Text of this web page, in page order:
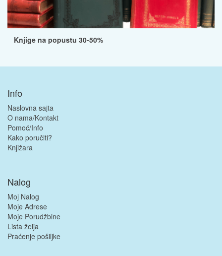
Knjige na popustu 30-50%
Info
Naslovna sajta
O nama/Kontakt
Pomoć/Info
Kako poručiti?
Knjižara
Nalog
Moj Nalog
Moje Adrese
Moje Porudžbine
Lista želja
Praćenje pošiljke